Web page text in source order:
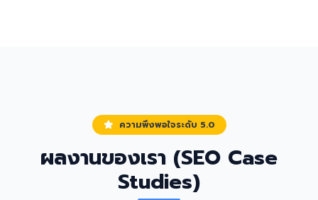
ความพึงพอใจระดับ 5.0
ผลงานของเรา (SEO Case
Studies)